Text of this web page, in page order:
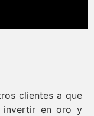
clientes a que
invertir en oro y